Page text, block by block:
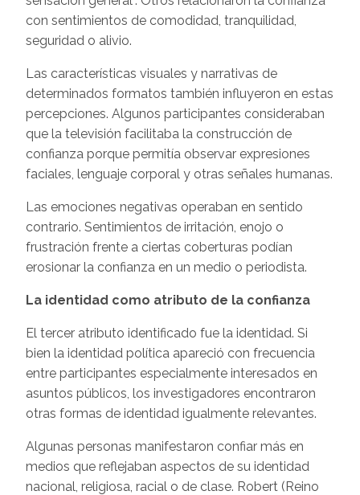
con sentimientos de comodidad, tranquilidad,
seguridad o alivio.
Las características visuales y narrativas de
determinados formatos también influyeron en estas
percepciones. Algunos participantes consideraban
que la televisión facilitaba la construcción de
confianza porque permitía observar expresiones
faciales, lenguaje corporal y otras señales humanas.
Las emociones negativas operaban en sentido
contrario. Sentimientos de irritación, enojo o
frustración frente a ciertas coberturas podían
erosionar la confianza en un medio o periodista.
La identidad como atributo de la confianza
El tercer atributo identificado fue la identidad. Si
bien la identidad política apareció con frecuencia
entre participantes especialmente interesados en
asuntos públicos, los investigadores encontraron
otras formas de identidad igualmente relevantes.
Algunas personas manifestaron confiar más en
medios que reflejaban aspectos de su identidad
nacional, religiosa, racial o de clase. Robert (Reino